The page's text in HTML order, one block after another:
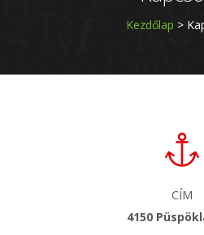
Kezdőlap >
CÍM
4150